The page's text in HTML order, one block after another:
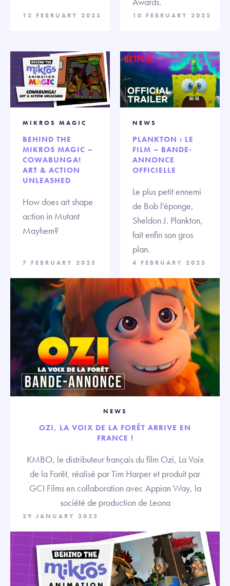
12 FEBRUARY 2025 10 FEBRUARY 2025
MIKROS MAGIC
BEHIND THE
MIKROS MAGIC –
COWABUNGA!
ART & ACTION
UNLEASHED
How does art shape
action in Mutant
Mayhem?
7 FEBRUARY 2025
NEWS
PLANKTON : LE
FILM – BANDE-
ANNONCE
OFFICIELLE
Le plus petit ennemi
de Bob l'éponge,
Sheldon J. Plankton,
fait enfin son gros
plan.
4 FEBRUARY 2025
NEWS
OZI, LA VOIX DE LA FORÊT ARRIVE EN
FRANCE !
KMBO, le distributeur français du film Ozi, La Voix
de la Forêt, réalisé par Tim Harper et produit par
GCI Films en collaboration avec Appian Way, la
société de production de Leona
29 JANUARY 2025